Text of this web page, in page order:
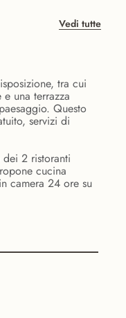
Vedi tutte
tra cui
una terrazza
Questo
servizi di
2 ristoranti
cucina
camera 24 ore su